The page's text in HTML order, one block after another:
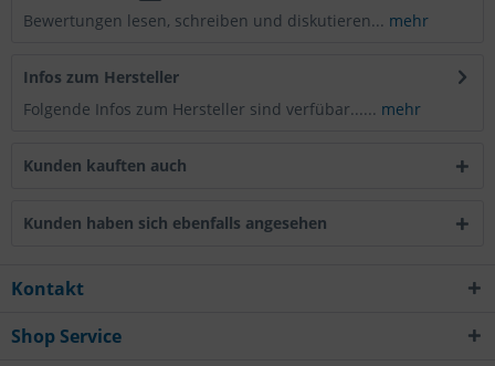
Bewertungen lesen, schreiben und diskutieren... mehr
Infos zum Hersteller
Folgende Infos zum Hersteller sind verfübar...... mehr
Kunden kauften auch
Kunden haben sich ebenfalls angesehen
Kontakt
Shop Service